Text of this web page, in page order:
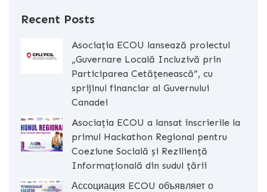
Recent Posts
Asociația ECOU lansează proiectul
„Guvernare Locală Incluzivă prin
Participarea Cetățenească”, cu
sprijinul financiar al Guvernului
Canadei
Asociația ECOU a lansat înscrierile la
primul Hackathon Regional pentru
Coeziune Socială și Reziliență
Informațională din sudul țării
Ассоциация ECOU объявляет о